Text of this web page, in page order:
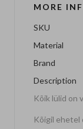
MORE
SKU
Material
Brand
Description
Kõik lülid on
Kõigil ehetel